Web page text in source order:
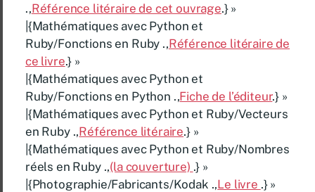
.,Référence litéraire de cet ouvrage.} »
|{Mathématiques avec Python et
Ruby/Fonctions en Ruby .,Référence litéraire de
ce livre.} »
|{Mathématiques avec Python et
Ruby/Fonctions en Python .,Fiche de l’éditeur.} »
|{Mathématiques avec Python et Ruby/Vecteurs
en Ruby .,Référence litéraire.} »
|{Mathématiques avec Python et Ruby/Nombres
réels en Ruby .,(la couverture) .} »
|{Photographie/Fabricants/Kodak .,Le livre .} »